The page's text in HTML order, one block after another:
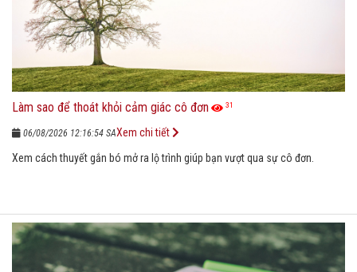
Làm sao để thoát khỏi cảm giác cô đơn 31
06/08/2026 12:16:54 SA
Xem cách thuyết gắn bó mở ra lộ trình giúp bạn vượt qua sự cô đơn.
Xem chi tiết